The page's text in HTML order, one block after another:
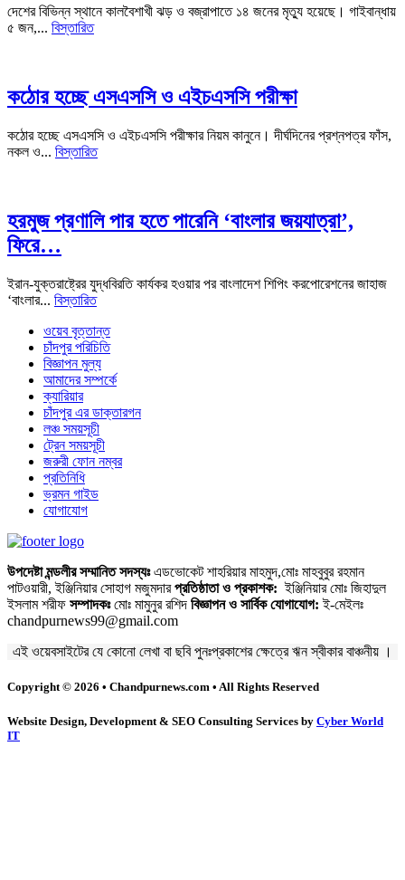
দেশের বিভিন্ন স্থানে কালবৈশাখী ঝড় ও বজ্রাপাতে ১৪ জনের মৃত্যু হয়েছে। গাইবান্ধায়
৫ জন,... বিস্তারিত
কঠোর হচ্ছে এসএসসি ও এইচএসসি পরীক্ষা
কঠোর হচ্ছে এসএসসি ও এইচএসসি পরীক্ষার নিয়ম কানুনে। দীর্ঘদিনের প্রশ্নপত্র ফাঁস,
নকল ও... বিস্তারিত
হরমুজ প্রণালি পার হতে পারেনি ‘বাংলার জয়যাত্রা’,
ফিরে…
ইরান-যুক্তরাষ্ট্রের যুদ্ধবিরতি কার্যকর হওয়ার পর বাংলাদেশ শিপিং করপোরেশনের জাহাজ
‘বাংলার... বিস্তারিত
ওয়েব বৃত্তান্ত
চাঁদপুর পরিচিতি
বিজ্ঞাপন মুল্য
আমাদের সম্পর্কে
ক্যারিয়ার
চাঁদপুর এর ডাক্তারগন
লঞ্চ সময়সূচী
ট্রেন সময়সূচী
জরুরী ফোন নম্বর
প্রতিনিধি
ভ্রমন গাইড
যোগাযোগ
উপদেষ্টা মন্ডলীর সম্মানিত সদস্যঃএডভোকেট শাহরিয়ার মাহমুদ,মোঃ মাহবুবুর রহমান
পাটওয়ারী, ইঞ্জিনিয়ার সোহাগ মজুমদারপ্রতিষ্ঠাতা ও প্রকাশক: ইঞ্জিনিয়ার মোঃ জিহাদুল
ইসলাম শরীফ সম্পাদকঃমোঃ মামুনুর রশিদ বিজ্ঞাপন ও সার্বিক যোগাযোগ: ই-মেইলঃ
chandpurnews99@gmail.com
এই ওয়েবসাইটের যে কোনো লেখা বা ছবি পুনঃপ্রকাশের ক্ষেত্রে ঋন স্বীকার বাঞ্চনীয় ।
Copyright © 2026 • Chandpurnews.com • All Rights Reserved
Website Design, Development & SEO Consulting Services by Cyber World
IT